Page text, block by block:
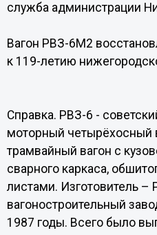
служба администрации
Вагон РВЗ-6М2
к 119-летию
Справка. РВЗ-6 -
моторный четырёхосный
трамвайный вагон с
сварного каркаса,
листами. Изготовитель –
вагоностроительный
1987 годы. Всего было